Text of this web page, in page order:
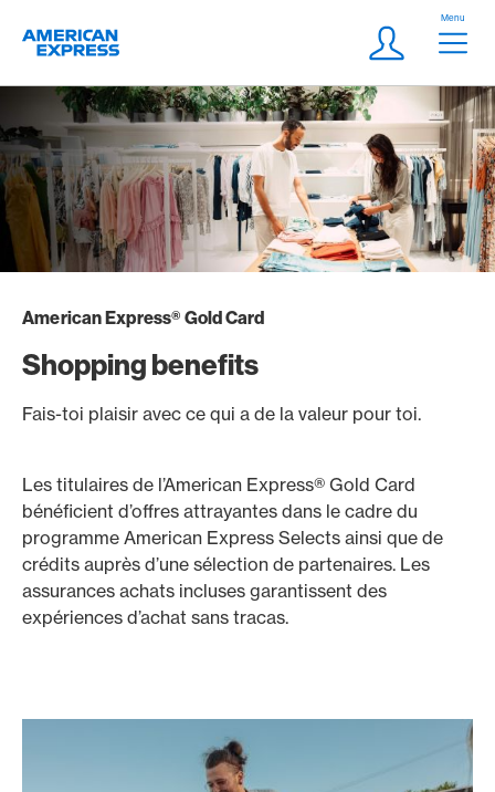
Logo
Meta
Login
Menu
American Express® Gold Card
Shopping benefits
Fais-toi plaisir avec ce qui a de la valeur pour toi.
Les titulaires de l’American Express® Gold Card
bénéficient d’offres attrayantes dans le cadre du
programme American Express Selects ainsi que de
crédits auprès d’une sélection de partenaires. Les
assurances achats incluses garantissent des
expériences d’achat sans tracas.